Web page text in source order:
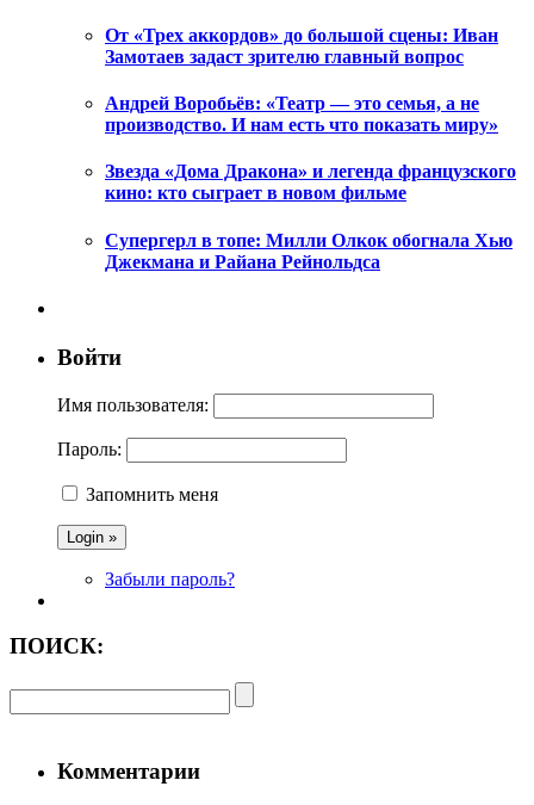
От «Трех аккордов» до большой сцены: Иван
Замотаев задаст зрителю главный вопрос
Андрей Воробьёв: «Театр — это семья, а не
производство. И нам есть что показать миру»
Звезда «Дома Дракона» и легенда французского
кино: кто сыграет в новом фильме
Супергерл в топе: Милли Олкок обогнала Хью
Джекмана и Райана Рейнольдса
Войти
Имя пользователя:
Пароль:
Запомнить меня
Забыли пароль?
ПОИСК:
Комментарии